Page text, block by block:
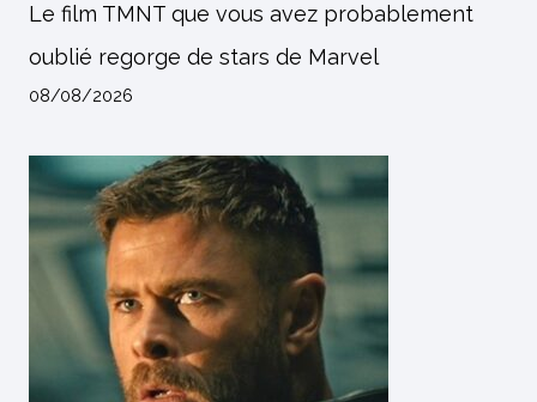
Le film TMNT que vous avez probablement
oublié regorge de stars de Marvel
08/08/2026